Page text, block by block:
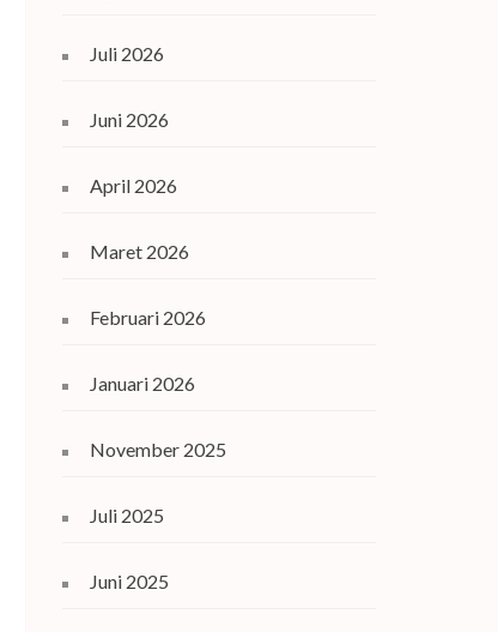
Juli 2026
Juni 2026
April 2026
Maret 2026
Februari 2026
Januari 2026
November 2025
Juli 2025
Juni 2025